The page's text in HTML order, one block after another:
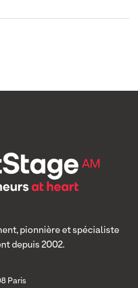
pionnière et spécialiste
depuis 2002.
Paris